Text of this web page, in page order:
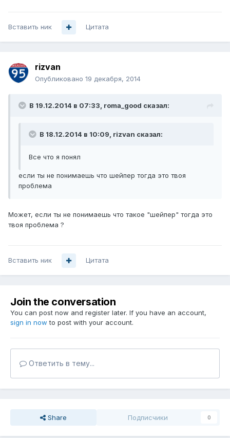
Вставить ник Цитата
rizvan
Опубликовано 19 декабря, 2014
В 19.12.2014 в 07:33, roma_good сказал:
В 18.12.2014 в 10:09, rizvan сказал:
Все что я понял
если ты не понимаешь что шейпер тогда это твоя
проблема
Может, если ты не понимаешь что такое "шейпер" тогда это
твоя проблема ?
Вставить ник Цитата
Join the conversation
You can post now and register later. If you have an account,
sign in now to post with your account.
Ответить в тему...
Share Подписчики 0